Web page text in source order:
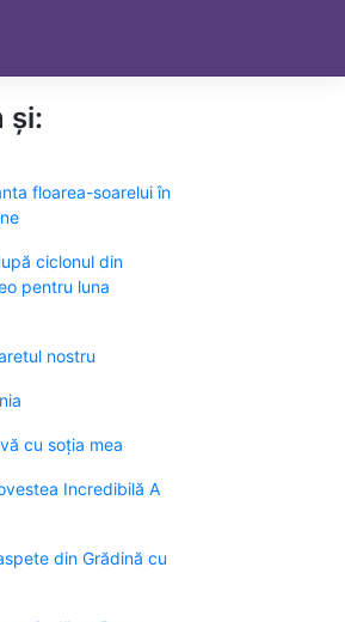
și:
floarea-soarelui în
ciclonul din
pentru luna
nostru
cu soția mea
Incredibilă A
din Grădină cu